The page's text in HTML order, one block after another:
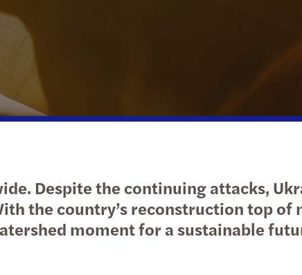
бізнесу за кордоном
Національні та
Оподаткування
Спори з
Корпоративні
Система
Despite the continuing attacks,
the country’s reconstruction top of
moment for a sustainable